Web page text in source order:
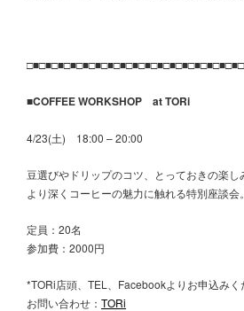
■COFFEE WORKSHOP at TORi
4/23(土) 18:00 – 20:00
豆選びやドリップのコツ、とっておきの楽し
より深くコーヒーの魅力に触れる特別座談会。
定員：20名
参加費：2000円
*TORi店頭、TEL、Facebookよりお申込みく
お問い合わせ： TORi